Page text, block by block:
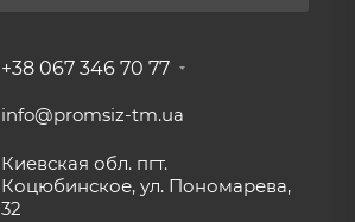
+38 067 346 70 77
info@promsiz-tm.ua
Киевская обл. пгт.
Коцюбинское, ул. Пономарева,
32